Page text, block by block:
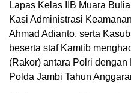
Lapas Kelas IIB Muara
Kasi Administrasi
Ahmad Adianto, serta
beserta staf Kamtib
(Rakor) antara Polri
Polda Jambi Tahun